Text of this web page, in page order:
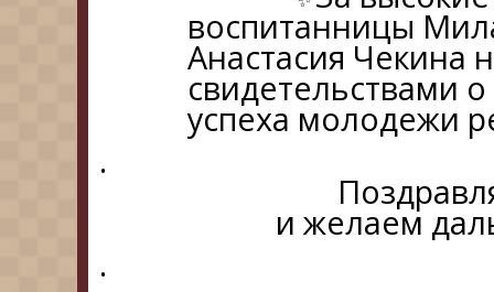
воспитанницы
Анастасия Чекина
свидетельствами
успеха молодежи
.
и желаем
.